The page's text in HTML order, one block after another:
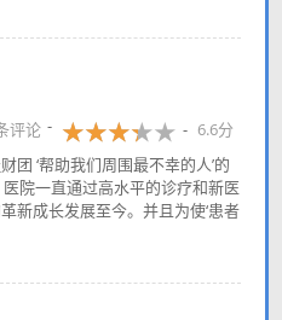
评论
6.6分
团 ‘帮助我们周围最不幸的人’的
院一直通过高水平的诊疗和新医
新成长发展至今。并且为使‘患者